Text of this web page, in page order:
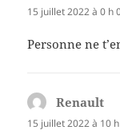
15 juillet 2022 à 0 h
Personne ne
Renault
15 juillet 2022 à 10